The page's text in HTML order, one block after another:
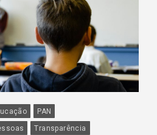
PAN
Transparência